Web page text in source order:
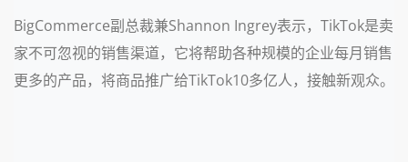
BigCommerce副总裁兼Shannon Ingrey表示，TikTok是卖
家不可忽视的销售渠道，它将帮助各种规模的企业每月销售
更多的产品，将商品推广给TikTok10多亿人，接触新观众。